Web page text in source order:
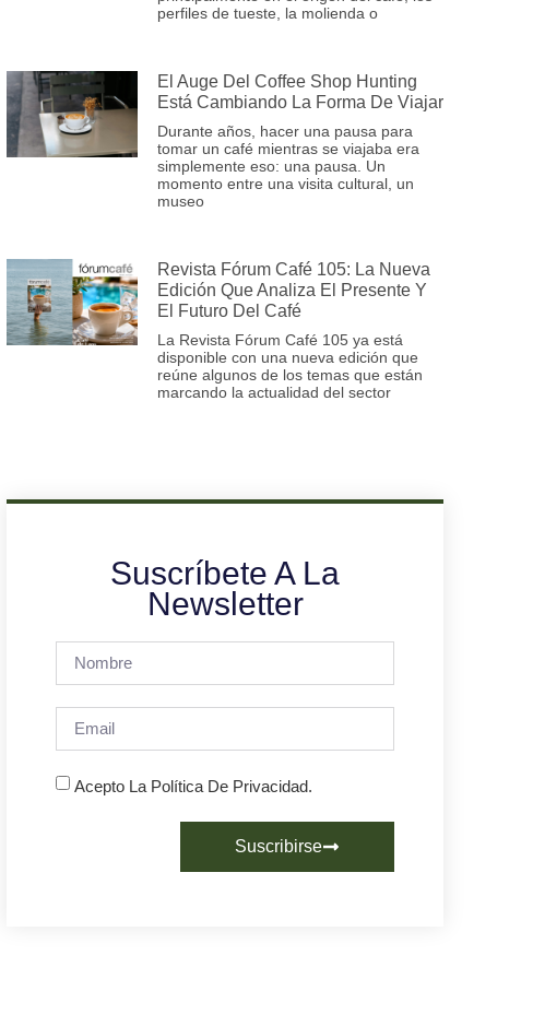
perfiles de tueste, la molienda o
El Auge Del Coffee Shop Hunting
Está Cambiando La Forma De Viajar
Durante años, hacer una pausa para
tomar un café mientras se viajaba era
simplemente eso: una pausa. Un
momento entre una visita cultural, un
museo
Revista Fórum Café 105: La Nueva
Edición Que Analiza El Presente Y
El Futuro Del Café
La Revista Fórum Café 105 ya está
disponible con una nueva edición que
reúne algunos de los temas que están
marcando la actualidad del sector
Suscríbete A La
Newsletter
Acepto La Política De Privacidad.
Suscribirse